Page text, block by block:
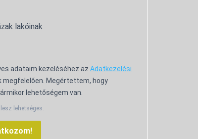
lakóinak
adataim kezeléséhez az Adatkezelési
Megértettem, hogy
lehetőségem van.
lehetséges.